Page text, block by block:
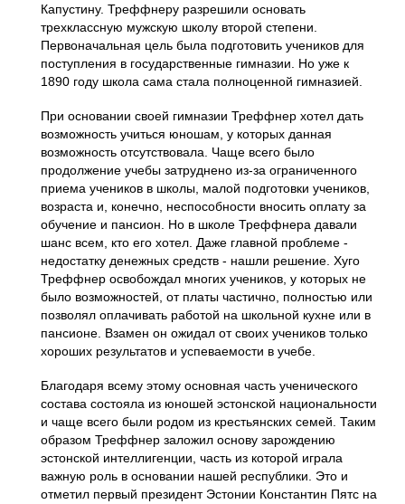
Капустину. Треффнеру разрешили основать
трехклассную мужскую школу второй степени.
Первоначальная цель была подготовить учеников для
поступления в государственные гимназии. Но уже к
1890 году школа сама стала полноценной гимназией.
При основании своей гимназии Треффнер хотел дать
возможность учиться юношам, у которых данная
возможность отсутствовала. Чаще всего было
продолжение учебы затруднено из-за ограниченного
приема учеников в школы, малой подготовки учеников,
возраста и, конечно, неспособности вносить оплату за
обучение и пансион. Но в школе Треффнера давали
шанс всем, кто его хотел. Даже главной проблеме -
недостатку денежных средств - нашли решение. Хуго
Треффнер освобождал многих учеников, у которых не
было возможностей, от платы частично, полностью или
позволял оплачивать работой на школьной кухне или в
пансионе. Взамен он ожидал от своих учеников только
хороших результатов и успеваемости в учебе.
Благодаря всему этому основная часть ученического
состава состояла из юношей эстонской национальности
и чаще всего были родом из крестьянских семей. Таким
образом Треффнер заложил основу зарождению
эстонской интеллигенции, часть из которой играла
важную роль в основании нашей республики. Это и
отметил первый президент Эстонии Константин Пятс на